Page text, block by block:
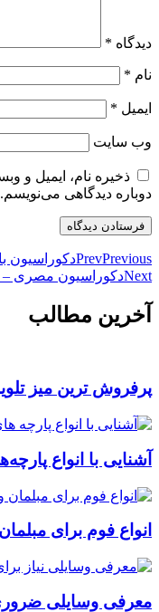
دیدگاه *
نام *
ایمیل *
وب‌ سایت
ذخیره نام، ایمیل و
دوباره دیدگاهی می‌نویسم.
PrevPrevious
دکوراسیون
Nextدکوراسیون مصری –
آخرین مطالب
پرفروش ترین میز تلویزیون های
آشنایی با انواع
انواع فوم برای
معرفی وسایلی